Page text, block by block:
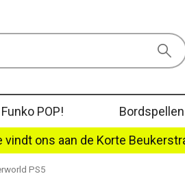
Funko POP!
ons aan de Korte
PS5